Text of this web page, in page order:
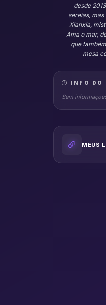
desde
sereias,
Xianxia,
Ama o mar,
que
mesa
INFO DO
Sem
MEUS